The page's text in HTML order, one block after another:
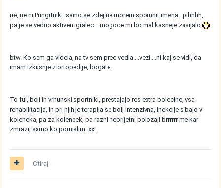
ne, ne ni Pungrtnik...samo se zdej ne morem spomnit imena...pihhhh,
pa je se vedno aktiven igralec....mogoce mi bo mal kasneje zasijalo
btw. Ko sem ga videla, na tv sem prec vedla....vezi....ni kaj se vidi, da
imam izkusnje z ortopedije, bogate.
To ful, boli in vrhunski sportniki, prestajajo res extra bolecine, vsa
rehabilitacija, in pri njih je terapija se bolj intenzivna, inekcije sibajo v
kolencka, pa za kolencek, pa razni neprijetni polozaji brrrrrr me kar
zmrazi, samo ko pomislim :xx!:
Citiraj